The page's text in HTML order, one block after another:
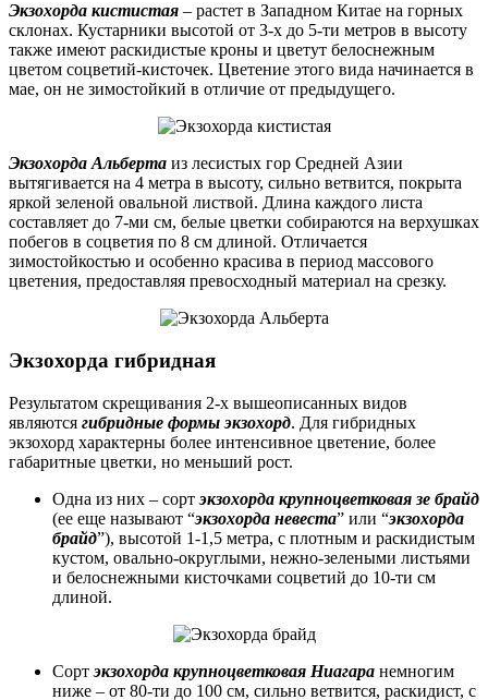
Экзохорда кистистая – растет в Западном Китае на горных
склонах. Кустарники высотой от 3-х до 5-ти метров в высоту
также имеют раскидистые кроны и цветут белоснежным
цветом соцветий-кисточек. Цветение этого вида начинается в
мае, он не зимостойкий в отличие от предыдущего.
Экзохорда Альберта из лесистых гор Средней Азии
вытягивается на 4 метра в высоту, сильно ветвится, покрыта
яркой зеленой овальной листвой. Длина каждого листа
составляет до 7-ми см, белые цветки собираются на верхушках
побегов в соцветия по 8 см длиной. Отличается
зимостойкостью и особенно красива в период массового
цветения, предоставляя превосходный материал на срезку.
Экзохорда гибридная
Результатом скрещивания 2-х вышеописанных видов
являются гибридные формы экзохорд. Для гибридных
экзохорд характерны более интенсивное цветение, более
габаритные цветки, но меньший рост.
Одна из них – сортэкзохорда крупноцветковая зе брайд
(ее еще называют “экзохорда невеста” или “экзохорда
брайд”), высотой 1-1,5 метра, с плотным и раскидистым
кустом, овально-округлыми, нежно-зелеными листьями
и белоснежными кисточками соцветий до 10-ти см
длиной.
Сортэкзохорда крупноцветковая Ниагара немногим
ниже – от 80-ти до 100 см, сильно ветвится, раскидист, с